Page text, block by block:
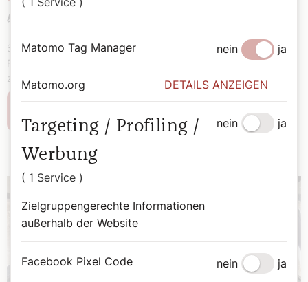
Stefan Kronthaler schreibt in seiner Sommerserie über biblische
Freundschaften. Im dritten Teil geht es um die Freundschaft
zwischen Maria und Elisabeth.
Matomo Tag Manager nein ja
Matomo.org DETAILS ANZEIGEN
Targeting / Profiling /
Werbung
( 1 Service )
Zielgruppengerechte Informationen
außerhalb der Website
nein ja
Facebook Pixel Code nein ja